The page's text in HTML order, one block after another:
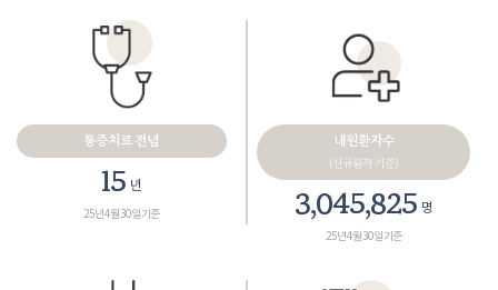
통증치료 전념
18 년
25년 4월 30일 기준
내원환자수
(신규환자 기준)
3,461,165명
25년 4월 30일 기준